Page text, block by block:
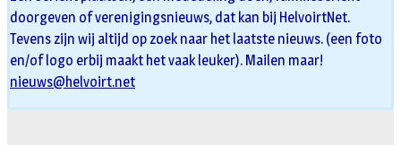
doorgeven of verenigingsnieuws, dat kan bij HelvoirtNet.
Tevens zijn wij altijd op zoek naar het laatste nieuws. (een foto
en/of logo erbij maakt het vaak leuker). Mailen maar!
nieuws@helvoirt.net